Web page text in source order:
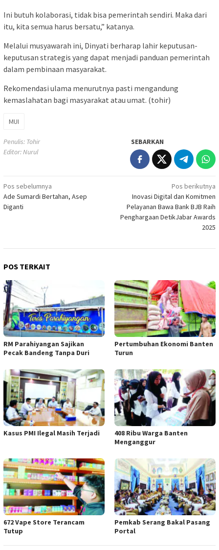
Ini butuh kolaborasi, tidak bisa pemerintah sendiri. Maka dari
itu, kita semua harus bersatu,” katanya.
Melalui musyawarah ini, Dinyati berharap lahir keputusan-
keputusan strategis yang dapat menjadi panduan pemerintah
dalam pembinaan masyarakat.
Rekomendasi ulama menurutnya pasti mengandung
kemaslahatan bagi masyarakat atau umat. (tohir)
MUI
Penulis: Tohir
Editor: Nurul
SEBARKAN
Navigasi
pos
Pos sebelumnya
Ade Sumardi Bertahan, Asep
Diganti
Pos berikutnya
Inovasi Digital dan Komitmen
Pelayanan Bawa Bank BJB Raih
Penghargaan DetikJabar Awards
2025
POS TERKAIT
RM Parahiyangan Sajikan
Pecak Bandeng Tanpa Duri
Pertumbuhan Ekonomi Banten
Turun
Kasus PMI Ilegal Masih Terjadi
408 Ribu Warga Banten
Menganggur
672 Vape Store Terancam
Tutup
Pemkab Serang Bakal Pasang
Portal